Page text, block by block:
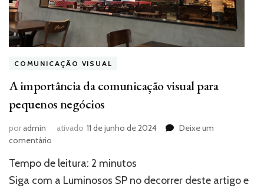
COMUNICAÇÃO VISUAL
A importância da comunicação visual para
pequenos negócios
poradmin ativado 11 de junho de 2024
Deixe um
comentário
importância
da
Tempo de leitura: 2 minutos
Siga com a Luminosos SP no decorrer deste artigo e